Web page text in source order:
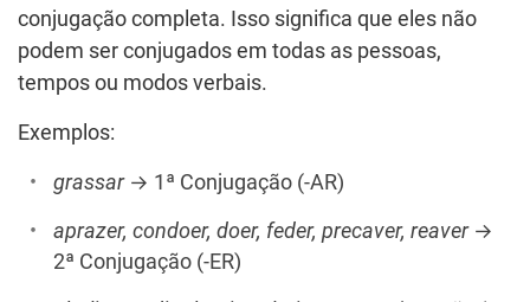
conjugação completa. Isso significa que eles não
podem ser conjugados em todas as pessoas,
tempos ou modos verbais.
Exemplos:
grassar → 1ª Conjugação (-AR)
aprazer, condoer, doer, feder, precaver, reaver→
2ª Conjugação (-ER)